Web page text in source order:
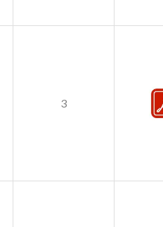
3